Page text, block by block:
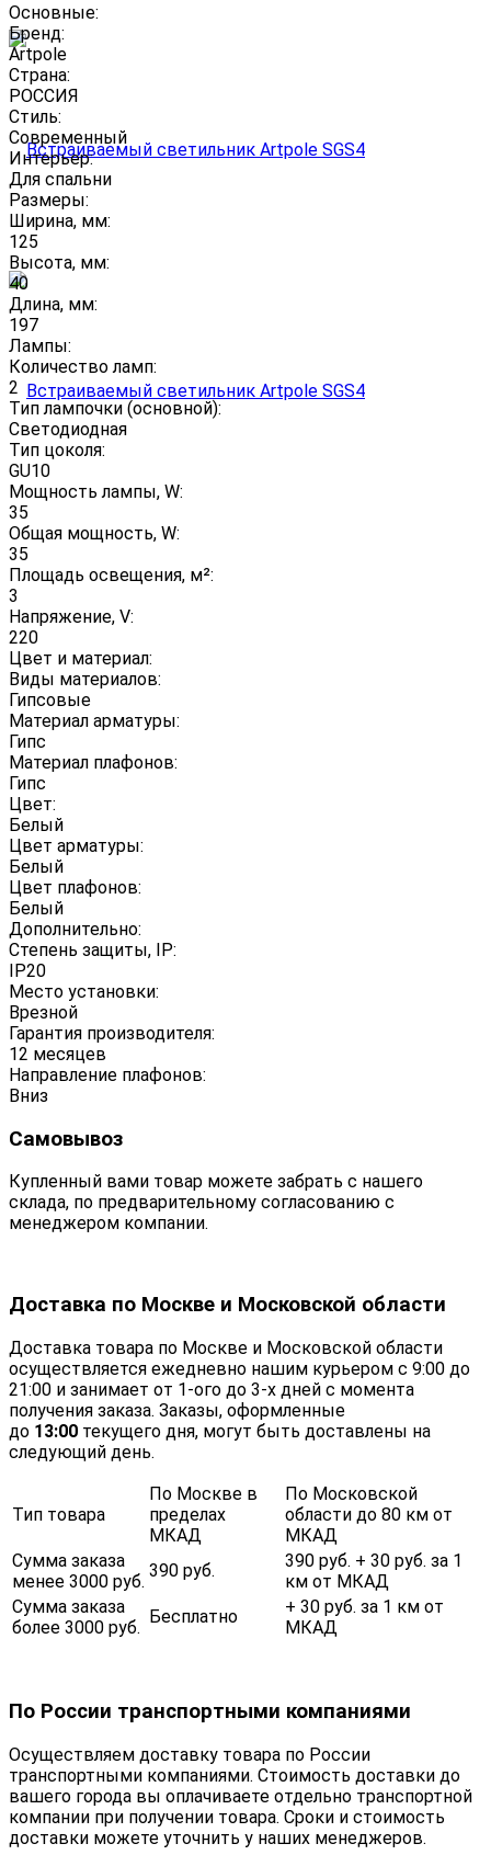
Основные:
Бренд:
Artpole
Страна:
РОССИЯ
Стиль:
Современный
Интерьер:
Для спальни
Размеры:
Ширина, мм:
125
Высота, мм:
40
Длина, мм:
197
Лампы:
Количество ламп:
2
Тип лампочки (основной):
Светодиодная
Тип цоколя:
GU10
Мощность лампы, W:
35
Общая мощность, W:
35
Площадь освещения, м²:
3
Напряжение, V:
220
Цвет и материал:
Виды материалов:
Гипсовые
Материал арматуры:
Гипс
Материал плафонов:
Гипс
Цвет:
Белый
Цвет арматуры:
Белый
Цвет плафонов:
Белый
Дополнительно:
Степень защиты, IP:
IP20
Место установки:
Врезной
Гарантия производителя:
12 месяцев
Направление плафонов:
Вниз
Самовывоз
Купленный вами товар можете забрать с нашего
склада, по предварительному согласованию с
менеджером компании.
Доставка по Москве и Московской области
Доставка товара по Москве и Московской области
осуществляется ежедневно нашим курьером с 9:00 до
21:00 и занимает от 1-ого до 3-х дней с момента
получения заказа. Заказы, оформленные
до 13:00 текущего дня, могут быть доставлены на
следующий день.
Тип товара
По Москве в
пределах
МКАД
По Московской
области до 80 км от
МКАД
Сумма заказа
менее 3000 руб.
390 руб.
390 руб. + 30 руб. за 1
км от МКАД
Сумма заказа
более 3000 руб.
Бесплатно
+ 30 руб. за 1 км от
МКАД
По России транспортными компаниями
Осуществляем доставку товара по России
транспортными компаниями. Стоимость доставки до
вашего города вы оплачиваете отдельно транспортной
компании при получении товара. Сроки и стоимость
доставки можете уточнить у наших менеджеров.